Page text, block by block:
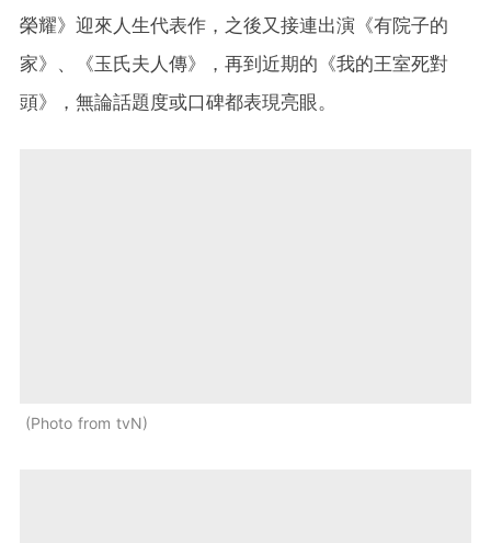
榮耀》迎來人生代表作，之後又接連出演《有院子的
家》、《玉氏夫人傳》，再到近期的《我的王室死對
頭》，無論話題度或口碑都表現亮眼。
Photo from tvN